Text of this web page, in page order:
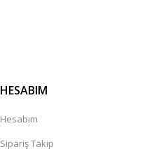
HESABIM
Hesabım
Sipariş Takip